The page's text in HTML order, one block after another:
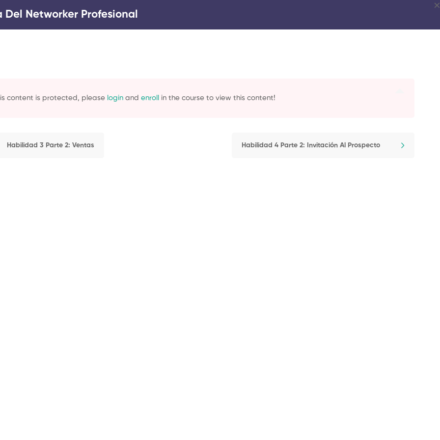
Del Networker Profesional
content is protected, please login and enroll in the course to view this content!
Habilidad 3 Parte 2: Ventas Habilidad 4 Parte 2: Invitación Al Prospecto